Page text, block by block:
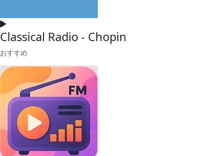
Classical Radio - Chopin
おすすめ